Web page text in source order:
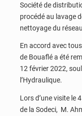
Société de
procédé au lavage
nettoyage du
En accord avec
de Bouaflé a été
12 février 2022,
l’Hydraulique.
Lors d’une visite le
de la Sodeci, M.